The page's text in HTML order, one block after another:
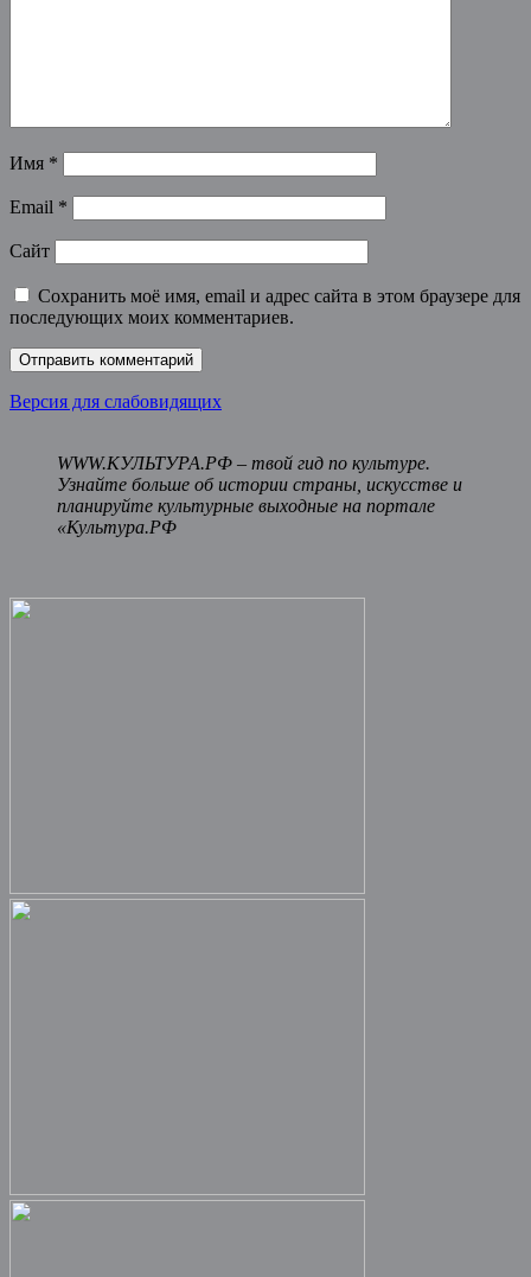
Имя *
Email *
Сайт
Сохранить моё имя, email и адрес сайта в этом браузере для
последующих моих комментариев.
Версия для слабовидящих
WWW.КУЛЬТУРА.РФ – твой гид по культуре.
Узнайте больше об истории страны, искусстве и
планируйте культурные выходные на портале
«Культура.РФ